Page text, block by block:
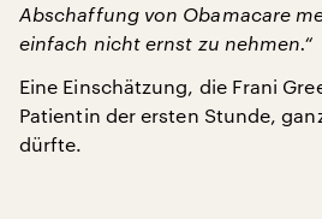
Abschaffung von Obamacare
einfach nicht ernst zu nehmen.“
Eine Einschätzung, die Frani
Patientin der ersten Stunde,
dürfte.